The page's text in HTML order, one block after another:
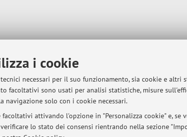
i cookie
necessari per il suo funzionamento, sia cookie e
facoltativi sono usati per analisi statistiche, misure
navigazione solo con i cookie necessari.
attivando l'opzione in "Personalizza cookie" e,
lo stato dei consensi rientrando nella sezione